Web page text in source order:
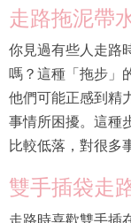
走路拖泥帶
你見過有些人走路
嗎？這種「拖步」
他們可能正感到精
事情所困擾。這種
比較低落，對很多
雙手插袋走
走路時喜歡雙手插